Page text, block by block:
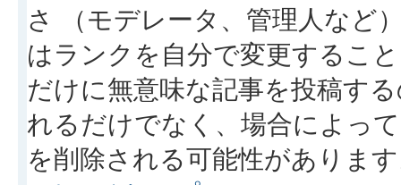
さ （モデレータ、管理人など
はランクを自分で変更するこ
だけに無意味な記事を投稿す
れるだけでなく、場合によっ
を削除される可能性がありま